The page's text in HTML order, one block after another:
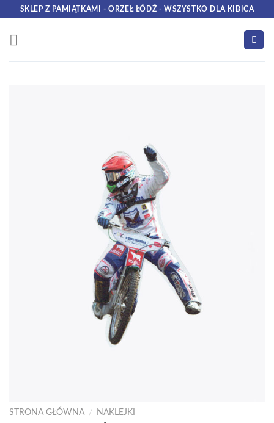
content
SKLEP Z PAMIĄTKAMI - ORZEŁ ŁÓDŹ - WSZYSTKO DLA KIBICA
STRONA GŁÓWNA / NAKLEJKI